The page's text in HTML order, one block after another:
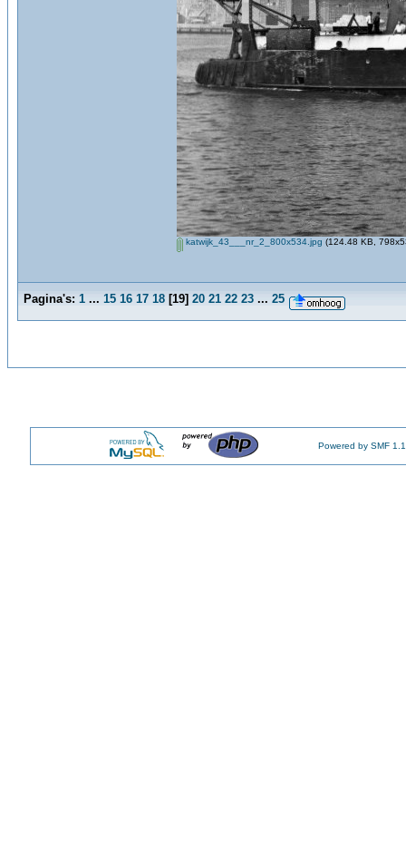
katwijk_43___nr_2_800x534.jpg (124.48 KB,
Pagina's: 1 ... 15 16 17 18 [19] 20 21 22 23 ... 25
Powered by SMF